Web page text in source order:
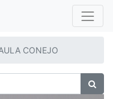
CONEJO